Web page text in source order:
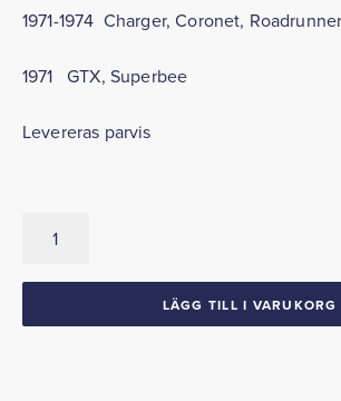
1971-1974 Charger, Coronet,
1971 GTX, Superbee
Levereras parvis
LÄGG TILL I VARUKORG